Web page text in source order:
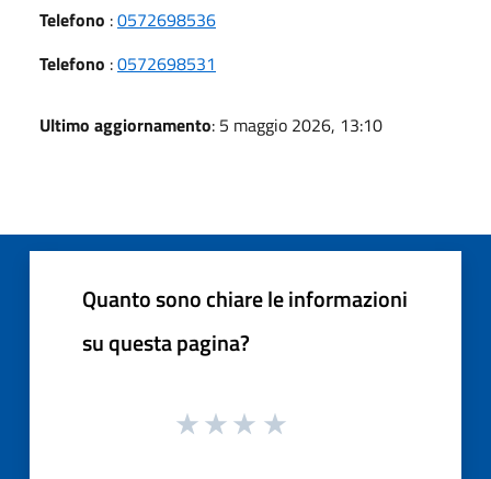
Telefono :0572698536
Telefono :0572698531
Ultimo aggiornamento: 5 maggio 2026, 13:10
Quanto sono chiare le informazioni
su questa pagina?